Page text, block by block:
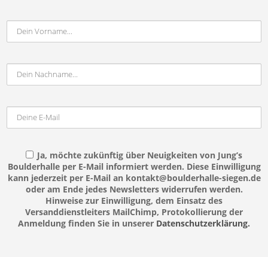
Ja, möchte zukünftig über Neuigkeiten von Jung’s
Boulderhalle per E-Mail informiert werden. Diese Einwilligung
kann jederzeit per E-Mail an kontakt@boulderhalle-siegen.de
oder am Ende jedes Newsletters widerrufen werden.
Hinweise zur Einwilligung, dem Einsatz des
Versanddienstleiters MailChimp, Protokollierung der
Anmeldung finden Sie in unserer Datenschutzerklärung.